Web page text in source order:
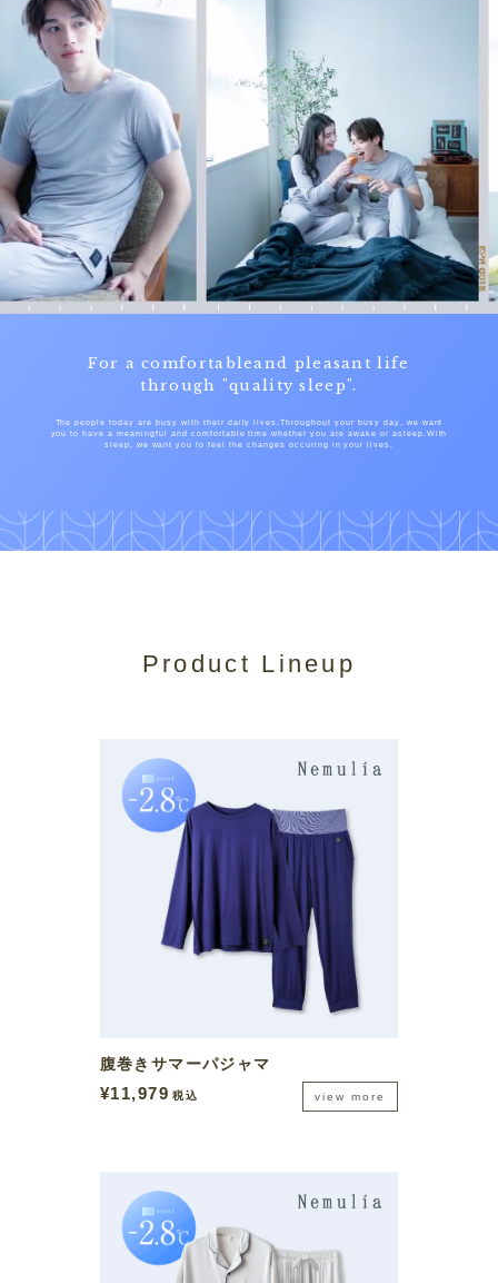
For a comfortableand pleasant life
through "quality sleep".
The people today are busy with their daily lives.Throughout your busy day, we want
you to have a meaningful and comfortable time whether you are awake or asleep.With
sleep, we want you to feel the changes occuring in your lives.
Product Lineup
腹巻きサマーパジャマ
¥11,979 税込 view more